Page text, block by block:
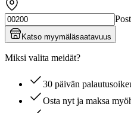
Katso myymäläsaatavuus
Miksi valita meidät?
30 päivän
Osta nyt ja maksa